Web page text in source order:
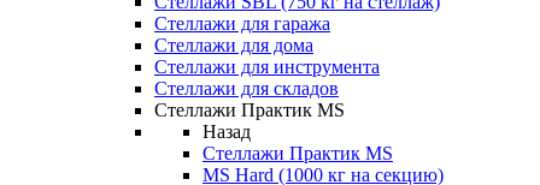
Стеллажи для гаража
Стеллажи для дома
Стеллажи для инструмента
Стеллажи для складов
Стеллажи Практик MS
Назад
Стеллажи Практик MS
MS Hard (1000 кг на секцию)